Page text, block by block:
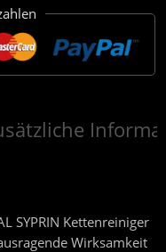
SYPRIN Kettenreiniger
Wirksamkeit